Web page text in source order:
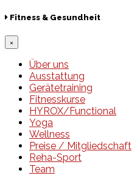
Fitness & Gesundheit
×
Über uns
Ausstattung
Gerätetraining
Fitnesskurse
HYROX/Functional
Yoga
Wellness
Preise / Mitgliedschaft
Reha-Sport
Team